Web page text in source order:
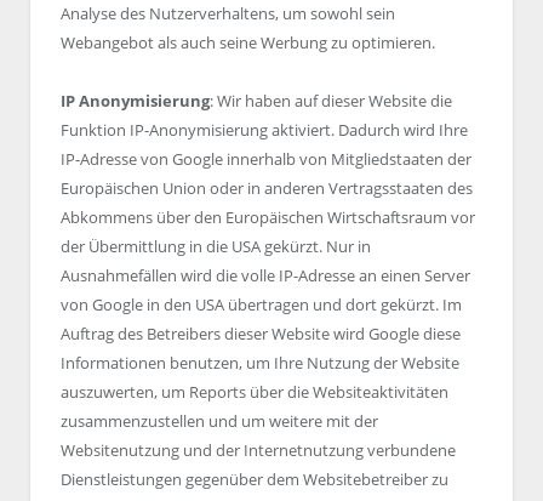
Analyse des Nutzerverhaltens, um sowohl sein
Webangebot als auch seine Werbung zu optimieren.
IP Anonymisierung: Wir haben auf dieser Website die
Funktion IP-Anonymisierung aktiviert. Dadurch wird Ihre
IP-Adresse von Google innerhalb von Mitgliedstaaten der
Europäischen Union oder in anderen Vertragsstaaten des
Abkommens über den Europäischen Wirtschaftsraum vor
der Übermittlung in die USA gekürzt. Nur in
Ausnahmefällen wird die volle IP-Adresse an einen Server
von Google in den USA übertragen und dort gekürzt. Im
Auftrag des Betreibers dieser Website wird Google diese
Informationen benutzen, um Ihre Nutzung der Website
auszuwerten, um Reports über die Websiteaktivitäten
zusammenzustellen und um weitere mit der
Websitenutzung und der Internetnutzung verbundene
Dienstleistungen gegenüber dem Websitebetreiber zu